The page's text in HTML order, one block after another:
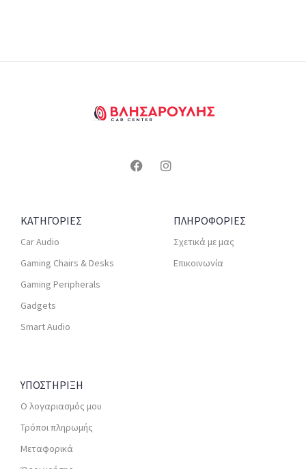
ΚΑΤΗΓΟΡΙΕΣ
Car Audio
Gaming Chairs & Desks
Gaming Peripherals
Gadgets
Smart Audio
ΠΛΗΡΟΦΟΡΙΕΣ
Σχετικά με μας
Επικοινωνία
ΥΠΟΣΤΗΡΙΞΗ
Ο λογαριασμός μου
Τρόποι πληρωμής
Μεταφορικά